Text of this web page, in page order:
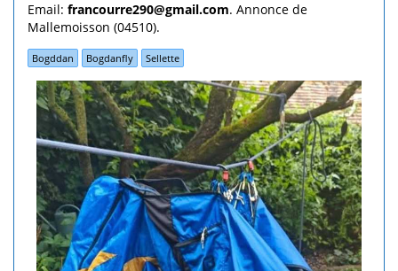
Email: francourre290@gmail.com. Annonce de
Mallemoisson (04510).
Bogddan Bogdanfly Sellette